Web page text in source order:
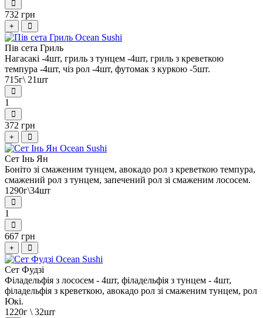
732 грн
+
Пів сета Гриль
Нагасакі -4шт, гриль з тунцем -4шт, гриль з креветкою
темпура -4шт, чіз рол -4шт, футомак з куркою -5шт.
715г\ 21шт
1
372 грн
+
Сет Інь Ян
Боніто зі смаженим тунцем, авокадо рол з креветкою темпура,
смажений рол з тунцем, запечений рол зі смаженим лососем.
1290г\34шт
1
667 грн
+
Сет Фудзі
Філадельфія з лососем - 4шт, філадельфія з тунцем - 4шт,
філадельфія з креветкою, авокадо рол зі смаженим тунцем, рол
Юкі.
1220г \ 32шт